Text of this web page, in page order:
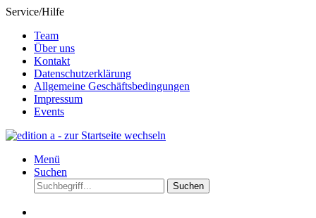
Service/Hilfe
Team
Über uns
Kontakt
Datenschutzerklärung
Allgemeine Geschäftsbedingungen
Impressum
Events
Menü
Suchen
Suchen